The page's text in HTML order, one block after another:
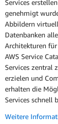
Services
genehmigt
Abbildern
Datenbanken
Architekturen
AWS Service
Services zentral
erzielen und
erhalten die
Services schnell
Weitere